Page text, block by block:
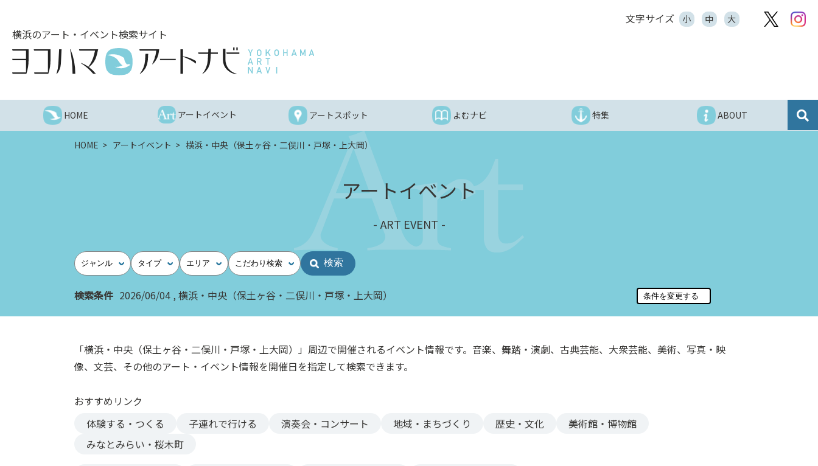
へ
文字サイズ 小 中 大
横浜のアート・イベント検索サイト
HOME アートイベント アートスポット よむナビ 特集 ABOUT
HOME アートイベント 横浜・中央（保土ヶ谷・二俣川・戸塚・上大岡）
アートイベント
ART EVENT
ジャンル タイプ エリア こだわり検索
検索条件 2026/06/04 横浜・中央（保土ヶ谷・二俣川・戸塚・上大岡）
「横浜・中央（保土ヶ谷・二俣川・戸塚・上大岡）」周辺で開催されるイベント情報です。音楽、舞踏・演劇、古典芸能、大衆芸能、美術、写真・映
像、文芸、その他のアート・イベント情報を開催日を指定して検索できます。
おすすめリンク
体験する・つくる
子連れで行ける 演奏会・コンサート 地域・まちづくり 歴史・文化
美術館・博物館
みなとみらい・桜木町